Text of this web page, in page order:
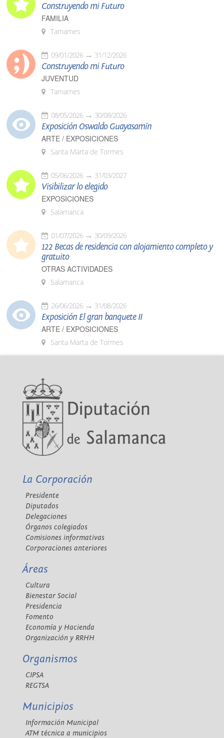
Construyendo mi Futuro
FAMILIA
Tamames
09/01/2026 31/12/2026
Construyendo mi Futuro
JUVENTUD
Tamames
08/05/2026 30/08/2026
Exposición Oswaldo Guayasamín
ARTE / EXPOSICIONES
Santa Marta de Tormes
05/06/2026 31/03/2027
Visibilizar lo elegido
EXPOSICIONES
Salamanca
01/07/2026 30/09/2026
122 Becas de residencia con alojamiento completo y
gratuito
OTRAS ACTIVIDADES
Salamanca
26/06/2026 31/08/2026
Exposición El gran banquete II
ARTE / EXPOSICIONES
Santa Marta de Tormes
La Corporación
Presidente
Diputados
Delegaciones
Órganos colegiados
Comisiones informativas
Corporaciones anteriores
Áreas
Cultura
Bienestar Social
Presidencia
Fomento
Economía y Hacienda
Organización y RRHH
Organismos
CIPSA
REGTSA
Municipios
Información Municipal
ATM técnica a municipios